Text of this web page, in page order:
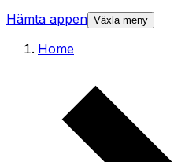
Hämta appen Växla meny
Home